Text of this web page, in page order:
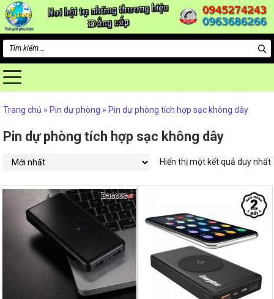
Tìm
kiếm
cho:
Trang chủ » Pin dự phòng » Pin dự phòng tích hợp sạc không dây
Pin dự phòng tích hợp sạc không dây
Hiển thị một kết quả duy nhất